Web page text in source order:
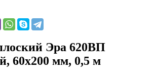
Эра 620ВП
60х200 мм, 0,5 м